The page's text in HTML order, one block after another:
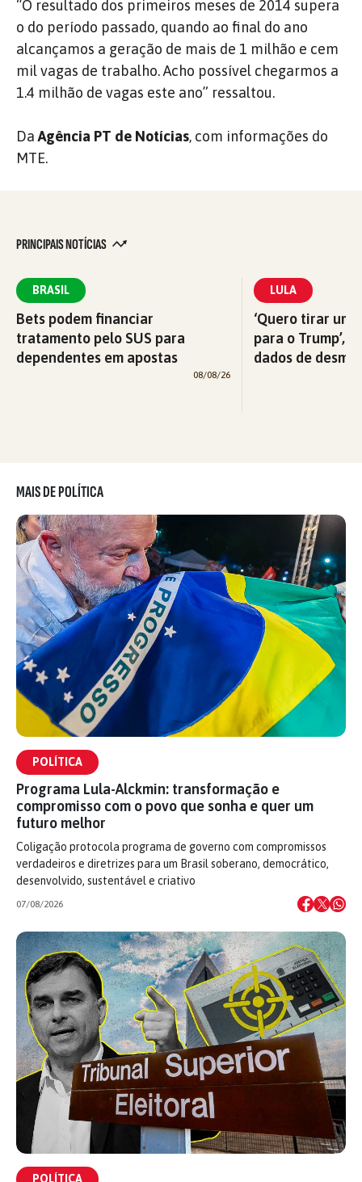
“O resultado dos primeiros meses de 2014 supera
o do período passado, quando ao final do ano
alcançamos a geração de mais de 1 milhão e cem
mil vagas de trabalho. Acho possível chegarmos a
1.4 milhão de vagas este ano” ressaltou.
DaAgência PT de Notícias, com informações do
MTE.
PRINCIPAIS NOTÍCIAS
BRASIL
Bets podem financiar
tratamento pelo SUS para
dependentes em apostas
08/08/26
LULA
‘Quero tirar
para o Trump’,
dados de
MAIS DE POLÍTICA
POLÍTICA
Programa Lula-Alckmin: transformação e
compromisso com o povo que sonha e quer um
futuro melhor
Coligação protocola programa de governo com compromissos
verdadeiros e diretrizes para um Brasil soberano, democrático,
desenvolvido, sustentável e criativo
07/08/2026
POLÍTICA